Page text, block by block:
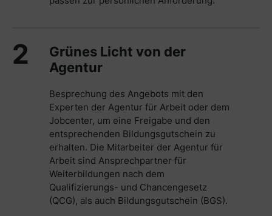
2
Grünes Licht von der
Agentur
Besprechung des Angebots mit den
Experten der Agentur für Arbeit oder dem
Jobcenter, um eine Freigabe und den
entsprechenden Bildungsgutschein zu
erhalten. Die Mitarbeiter der Agentur für
Arbeit sind Ansprechpartner für
Weiterbildungen nach dem
Qualifizierungs- und Chancengesetz
(QCG), als auch Bildungsgutschein (BGS).